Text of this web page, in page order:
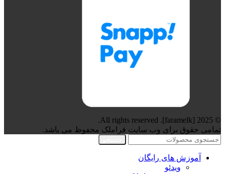
© 2025 [faramelk]. All rights reserved.
تمامی حقوق برای وب سایت فراملک محفوظ می باشد.
آموزش های رایگان
ویدئو